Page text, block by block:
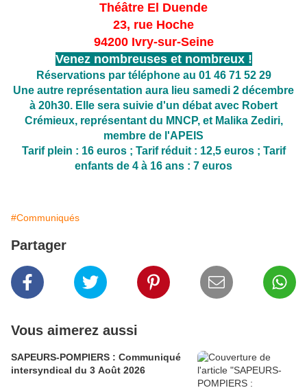
Théâtre El Duende
23, rue Hoche
94200 Ivry-sur-Seine
Venez nombreuses et nombreux !
Réservations par téléphone au 01 46 71 52 29
Une autre représentation aura lieu samedi 2 décembre
à 20h30. Elle sera suivie d'un débat avec Robert
Crémieux, représentant du MNCP, et Malika Zediri,
membre de l'APEIS
Tarif plein : 16 euros ; Tarif réduit : 12,5 euros ; Tarif
enfants de 4 à 16 ans : 7 euros
#Communiqués
Partager
Vous aimerez aussi
SAPEURS-POMPIERS : Communiqué
intersyndical du 3 Août 2026